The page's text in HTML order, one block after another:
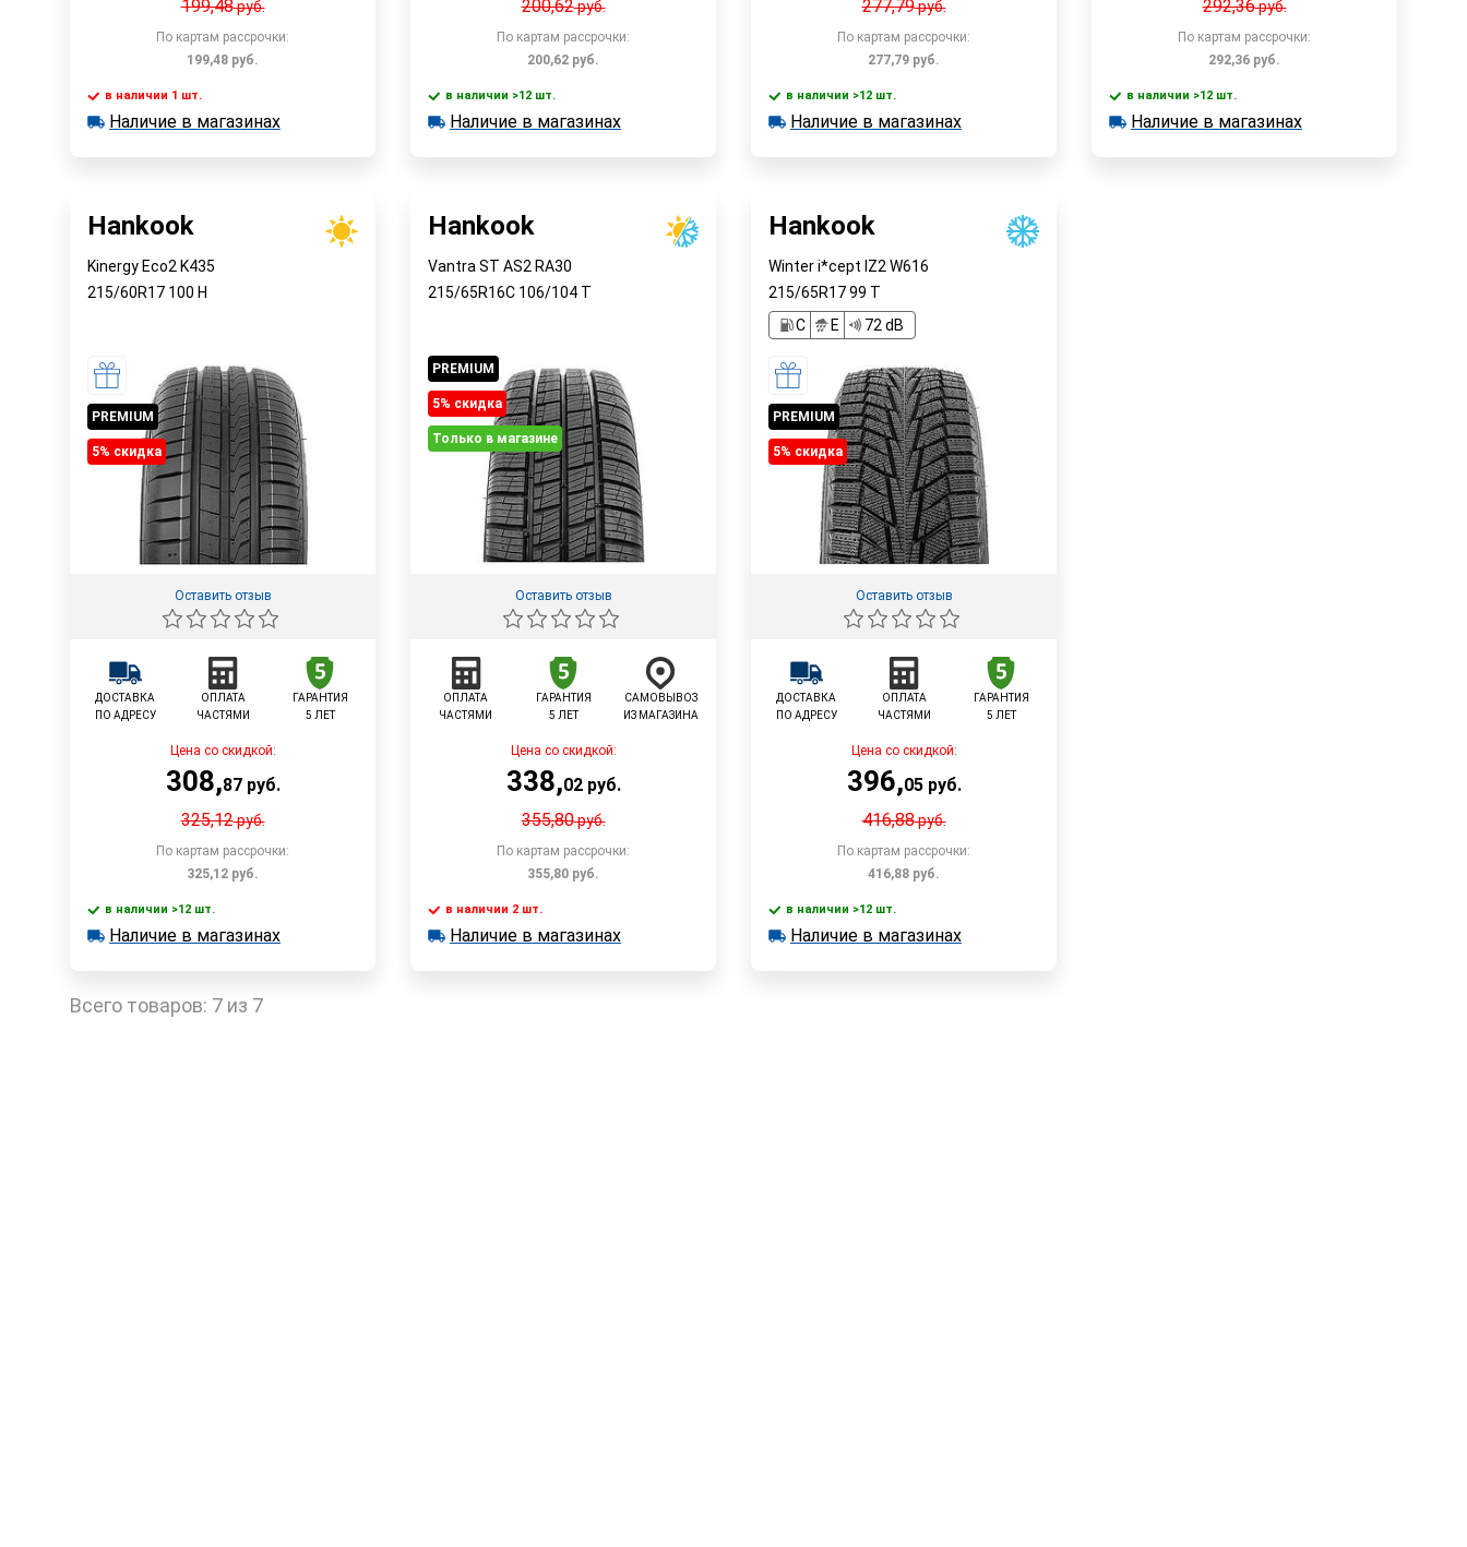
199,48руб.
По картам рассрочки:
199,48 руб.
В корзину
в наличии 1 шт.
в наличии 1 шт.
Наличие в магазинах
200,62руб.
По картам рассрочки:
200,62 руб.
В корзину
в наличии >12 шт.
в наличии >12 шт.
Наличие в магазинах
277,79руб.
По картам рассрочки:
277,79 руб.
В корзину
в наличии >12 шт.
в наличии >12 шт.
Наличие в магазинах
292,36руб.
По картам рассрочки:
292,36 руб.
В корзину
в наличии >12 шт.
в наличии >12 шт.
Наличие в магазинах
Hankook
Kinergy Eco2 K435
215/60R17 100 H
PREMIUM
5% cкидка
Оставить отзыв
ДОСТАВКА
ПО АДРЕСУ
ОПЛАТА
ЧАСТЯМИ
ГАРАНТИЯ
5 ЛЕТ
Цена со скидкой:
308,87руб.
325,12руб.
По картам рассрочки:
325,12 руб.
В корзину
Быстрый заказ
в наличии >12 шт.
в наличии >12 шт.
Наличие в магазинах
Hankook
Vantra ST AS2 RA30
215/65R16C 106/104 T
PREMIUM
5% cкидка
Только в магазине
Оставить отзыв
ОПЛАТА
ЧАСТЯМИ
ГАРАНТИЯ
5 ЛЕТ
САМОВЫВОЗ
ИЗ МАГАЗИНА
Цена со скидкой:
338,02руб.
355,80руб.
По картам рассрочки:
355,80 руб.
Быстрый заказ
в наличии 2 шт.
в наличии 2 шт.
Наличие в магазинах
Hankook
Winter i*cept IZ2 W616
215/65R1799 T
C
E 72 dB
PREMIUM
5% cкидка
Оставить отзыв
ДОСТАВКА
ПО АДРЕСУ
ОПЛАТА
ЧАСТЯМИ
ГАРАНТИЯ
5 ЛЕТ
Цена со скидкой:
396,05руб.
416,88руб.
По картам рассрочки:
416,88 руб.
В корзину
в наличии >12 шт.
в наличии >12 шт.
Наличие в магазинах
Всего товаров: 7 из 7